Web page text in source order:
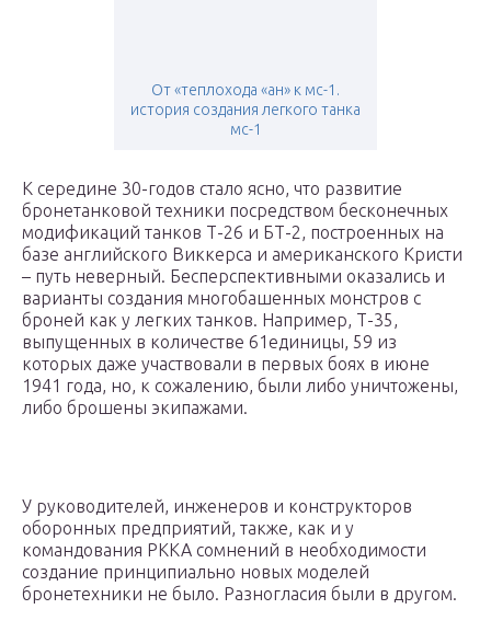
От «теплохода «ан» к мс-1.
история создания легкого танка
мс-1
К середине 30-годов стало ясно, что развитие
бронетанковой техники посредством бесконечных
модификаций танков Т-26 и БТ-2, построенных на
базе английского Виккерса и американского Кристи
– путь неверный. Бесперспективными оказались и
варианты создания многобашенных монстров с
броней как у легких танков. Например, Т-35,
выпущенных в количестве 61единицы, 59 из
которых даже участвовали в первых боях в июне
1941 года, но, к сожалению, были либо уничтожены,
либо брошены экипажами.
У руководителей, инженеров и конструкторов
оборонных предприятий, также, как и у
командования РККА сомнений в необходимости
создание принципиально новых моделей
бронетехники не было. Разногласия были в другом.